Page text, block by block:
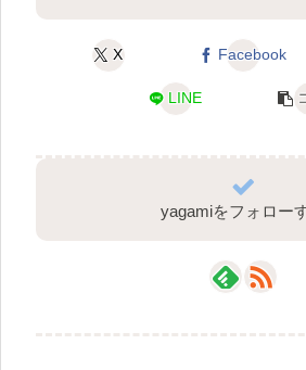
X Facebook
LINE
yagamiをフォロー